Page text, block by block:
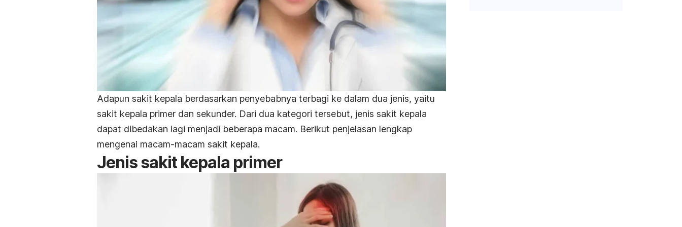
Adapun sakit kepala berdasarkan penyebabnya terbagi ke dalam dua jenis, yaitu
sakit kepala primer dan sekunder. Dari dua kategori tersebut, jenis sakit kepala
dapat dibedakan lagi menjadi beberapa macam. Berikut penjelasan lengkap
mengenai macam-macam sakit kepala.
Jenis sakit kepala primer